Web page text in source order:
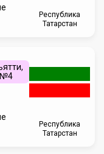
Республика
Татарстан
№4
Республика
Татарстан